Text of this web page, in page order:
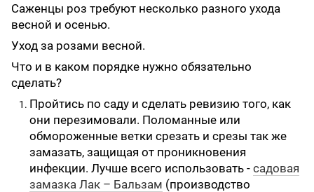
Саженцы роз требуют несколько разного ухода
весной и осенью.
Уход за розами весной.
Что и в каком порядке нужно обязательно
сделать?
Пройтись по саду и сделать ревизию того, как
они перезимовали. Поломанные или
обмороженные ветки срезать и срезы так же
замазать, защищая от проникновения
инфекции. Лучше всего использовать - садовая
замазка Лак – Бальзам (производство